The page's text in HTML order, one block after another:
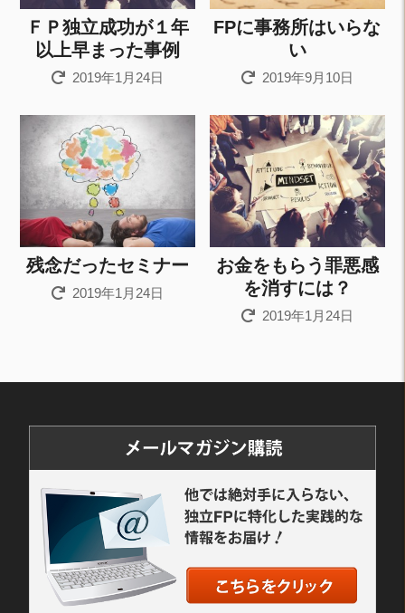
ＦＰ独立成功が１年
以上早まった事例
2019年1月24日
FPに事務所はいらな
い
2019年9月10日
残念だったセミナー
2019年1月24日
お金をもらう罪悪感
を消すには？
2019年1月24日